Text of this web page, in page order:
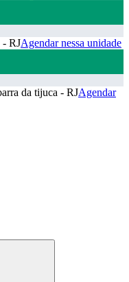
- RJAgendar nessa unidade
da tijuca - RJAgendar